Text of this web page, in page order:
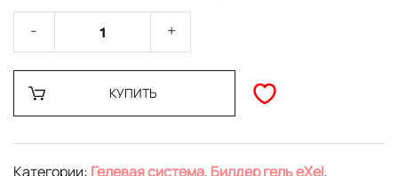
КУПИТЬ
Категории: Гелевая система, Билдер гель eXel,